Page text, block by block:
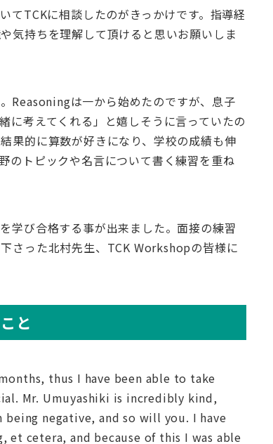
てTCKに相談したのがきっかけです。指導経
気持ちを理解して頂けると思いお願いしま
Reasoningは一から始めたのですが、息子
に考えてくれる」と嬉しそうに言っていたの
果的に算数が好きになり、学校の成績も伸
のトピックや名言について書く練習を重ね
学び合格する事が出来ました。面接の練習
さった北村先生、TCK Workshopの皆様に
と
thus I have been able to take
Mr. Umuyashiki is incredibly kind,
being negative, and so will you. I have
cetera, and because of this I was able